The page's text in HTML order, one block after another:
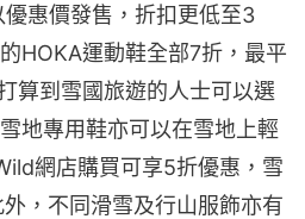
惠價發售，折扣更低至3
HOKA運動鞋全部7折，最平
算到雪國旅遊的人士可以選
地專用鞋亦可以在雪地上輕
網店購買可享5折優惠，雪
，不同滑雪及行山服飾亦有